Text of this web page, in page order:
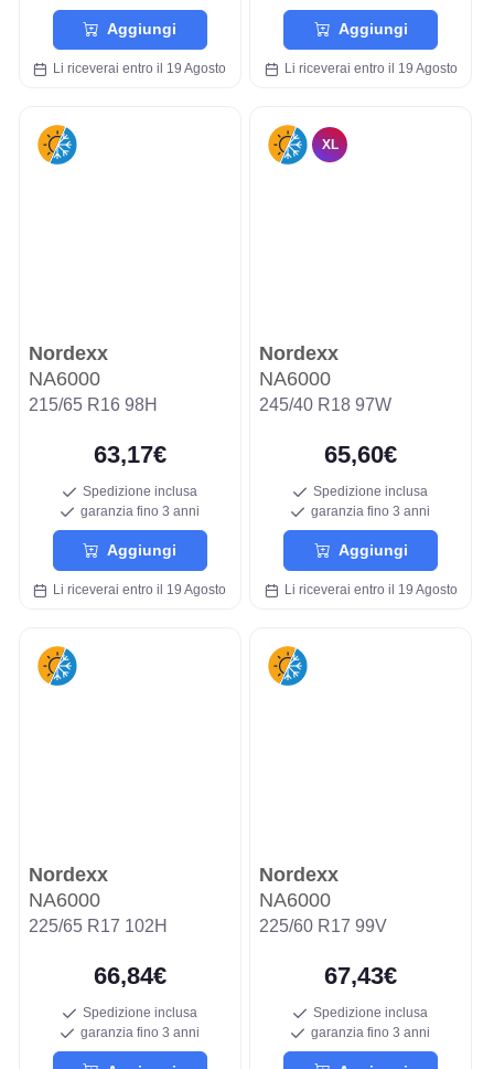
Aggiungi
Li riceverai entro il 19 Agosto
Aggiungi
Li riceverai entro il 19 Agosto
Nordexx
NA6000
215/65 R16 98H
63,17€
Spedizione inclusa
garanzia fino 3 anni
Aggiungi
Li riceverai entro il 19 Agosto
XL
Nordexx
NA6000
245/40 R18 97W
65,60€
Spedizione inclusa
garanzia fino 3 anni
Aggiungi
Li riceverai entro il 19 Agosto
Nordexx
NA6000
225/65 R17 102H
66,84€
Spedizione inclusa
garanzia fino 3 anni
Nordexx
NA6000
225/60 R17 99V
67,43€
Spedizione inclusa
garanzia fino 3 anni